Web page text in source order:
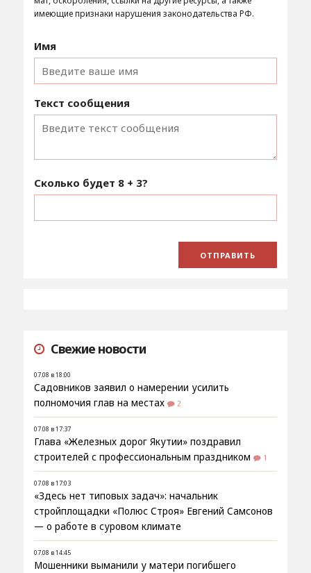
имеющие признаки нарушения законодательства РФ.
Имя
Текст сообщения
Сколько будет 8 + 3?
Свежие новости
07.08 в 18:00
Садовников заявил о намерении усилить
полномочия глав на местах
2
07.08 в 17:37
Глава «Железных дорог Якутии» поздравил
строителей с профессиональным праздником
1
07.08 в 17:03
«Здесь нет типовых задач»: начальник
стройплощадки «Полюс Строя» Евгений Самсонов
— о работе в суровом климате
07.08 в 14:45
Мошенники выманили у матери погибшего